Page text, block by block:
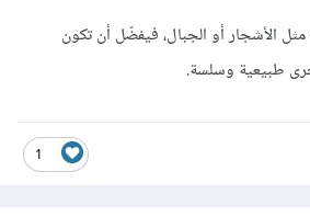
الأشجار أو الجبال، فيفضّل أن تكون
طبيعية وسلسة.
1